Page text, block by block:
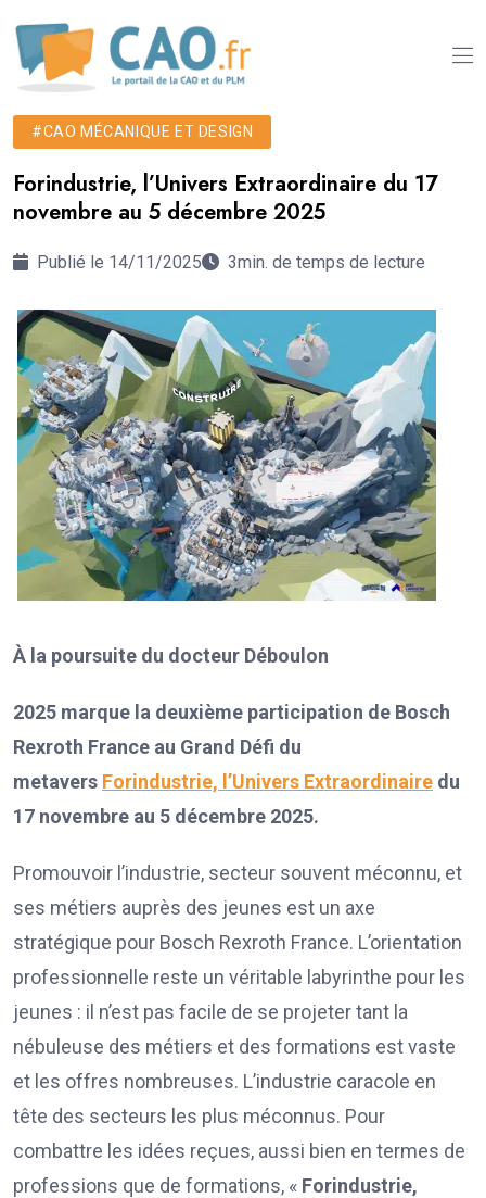
#CAO MÉCANIQUE ET DESIGN
Forindustrie, l’Univers Extraordinaire du 17
novembre au 5 décembre 2025
Publié le 14/11/2025 3min. de temps de lecture
À la poursuite du docteur Déboulon
2025 marque la deuxième participation de Bosch
Rexroth France au Grand Défi du
metavers Forindustrie, l’Univers Extraordinaire du
17 novembre au 5 décembre 2025.
Promouvoir l’industrie, secteur souvent méconnu, et
ses métiers auprès des jeunes est un axe
stratégique pour Bosch Rexroth France. L’orientation
professionnelle reste un véritable labyrinthe pour les
jeunes : il n’est pas facile de se projeter tant la
nébuleuse des métiers et des formations est vaste
et les offres nombreuses. L’industrie caracole en
tête des secteurs les plus méconnus. Pour
combattre les idées reçues, aussi bien en termes de
professions que de formations, « Forindustrie,